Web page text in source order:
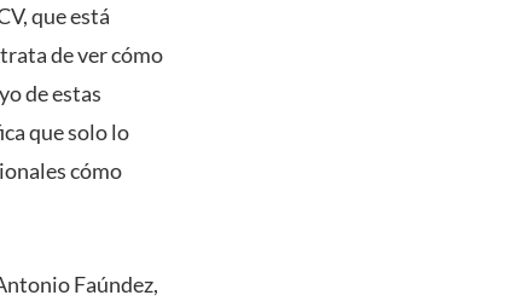
que está
de ver cómo
de estas
que solo lo
cómo
Faúndez,